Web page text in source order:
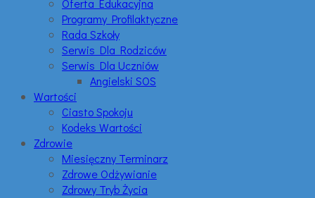
Oferta Edukacyjna
Programy Profilaktyczne
Rada Szkoły
Serwis Dla Rodziców
Serwis Dla Uczniów
Angielski SOS
Wartości
Ciasto Spokoju
Kodeks Wartości
Zdrowie
Miesięczny Terminarz
Zdrowe Odżywianie
Zdrowy Tryb Życia